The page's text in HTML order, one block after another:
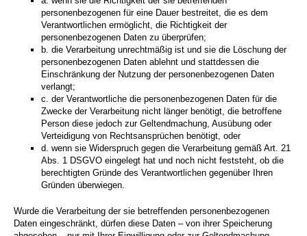
personenbezogenen für eine Dauer bestreitet, die es dem
Verantwortlichen ermöglicht, die Richtigkeit der
personenbezogenen Daten zu überprüfen;
b. die Verarbeitung unrechtmäßig ist und sie die Löschung der
personenbezogenen Daten ablehnt und stattdessen die
Einschränkung der Nutzung der personenbezogenen Daten
verlangt;
c. der Verantwortliche die personenbezogenen Daten für die
Zwecke der Verarbeitung nicht länger benötigt, die betroffene
Person diese jedoch zur Geltendmachung, Ausübung oder
Verteidigung von Rechtsansprüchen benötigt, oder
d. wenn sie Widerspruch gegen die Verarbeitung gemäß Art. 21
Abs. 1 DSGVO eingelegt hat und noch nicht feststeht, ob die
berechtigten Gründe des Verantwortlichen gegenüber Ihren
Gründen überwiegen.
Wurde die Verarbeitung der sie betreffenden personenbezogenen
Daten eingeschränkt, dürfen diese Daten – von ihrer Speicherung